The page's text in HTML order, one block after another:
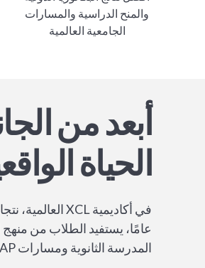
والمنح الدراسية والمسارات
الجامعية العالمية
أبعد من
الحياة
المدرسة الثانوية ومسارات AP، مما يفتح لهم الأبواب لأفضل الجامعات حول العالم.